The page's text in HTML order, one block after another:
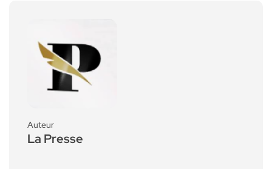
Auteur
La Presse